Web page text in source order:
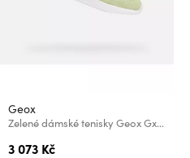
Geox
Zelené dámské tenisky Geox Gxrn-02
3 073 Kč